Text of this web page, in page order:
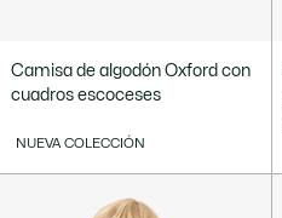
Camisa de algodón Oxford con
cuadros escoceses
NUEVA COLECCIÓN